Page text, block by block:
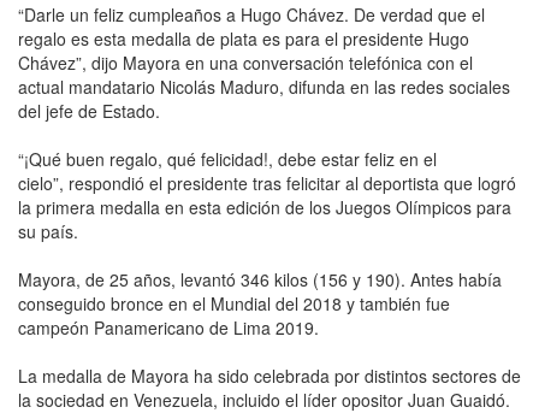
“Darle un feliz cumpleaños a Hugo Chávez. De verdad que el
regalo es esta medalla de plata es para el presidente Hugo
Chávez”, dijo Mayora en una conversación telefónica con el
actual mandatario Nicolás Maduro, difunda en las redes sociales
del jefe de Estado.
“¡Qué buen regalo, qué felicidad!, debe estar feliz en el
cielo”, respondió el presidente tras felicitar al deportista que logró
la primera medalla en esta edición de los Juegos Olímpicos para
su país.
Mayora, de 25 años, levantó 346 kilos (156 y 190). Antes había
conseguido bronce en el Mundial del 2018 y también fue
campeón Panamericano de Lima 2019.
La medalla de Mayora ha sido celebrada por distintos sectores de
la sociedad en Venezuela, incluido el líder opositor Juan Guaidó.